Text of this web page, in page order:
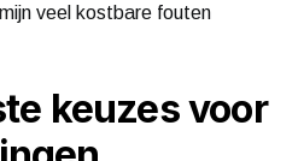
veel kostbare fouten
keuzes voor